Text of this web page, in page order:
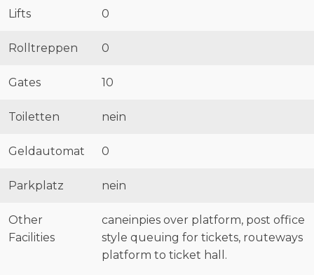
Lifts 0
Rolltreppen 0
Gates 10
Toiletten nein
Geldautomat 0
Parkplatz nein
Other
Facilities
caneinpies over platform, post office
style queuing for tickets, routeways
platform to ticket hall.